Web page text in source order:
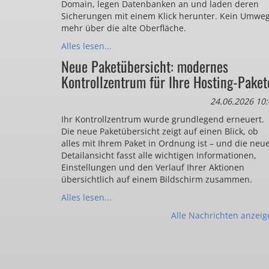
Domain, legen Datenbanken an und laden deren
Sicherungen mit einem Klick herunter. Kein
mehr über die alte Oberfläche.
Alles lesen...
Neue Paketübersicht: modernes
Kontrollzentrum für Ihre Hosting-
24.06.2026
Ihr Kontrollzentrum wurde grundlegend erneuert.
Die neue Paketübersicht zeigt auf einen Blick, ob
alles mit Ihrem Paket in Ordnung ist – und die neue
Detailansicht fasst alle wichtigen Informationen,
Einstellungen und den Verlauf Ihrer Aktionen
übersichtlich auf einem Bildschirm zusammen.
Alles lesen...
Alle Nachrichten